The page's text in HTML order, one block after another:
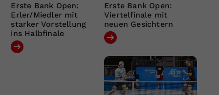
Erste Bank Open:
Erler/Miedler mit
starker Vorstellung
ins Halbfinale
Erste Bank Open:
Viertelfinale mit
neuen Gesichtern